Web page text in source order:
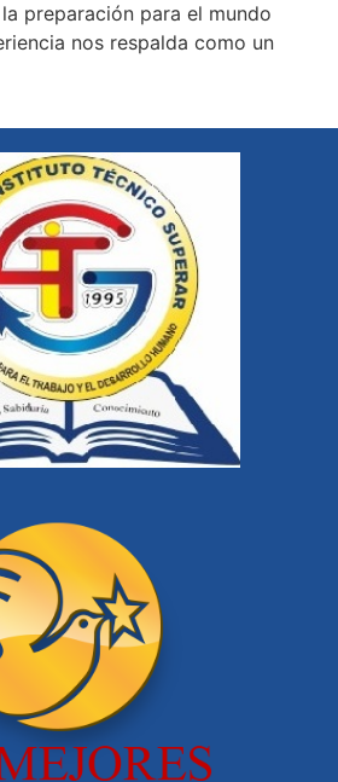
preparación para el mundo
nos respalda como un